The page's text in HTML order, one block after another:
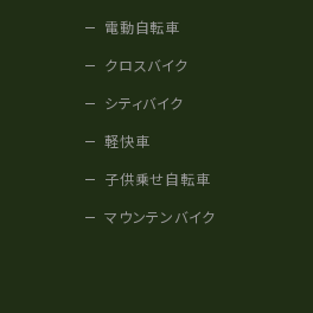
電動自転車
クロスバイク
シティバイク
軽快車
子供乗せ自転車
マウンテンバイク